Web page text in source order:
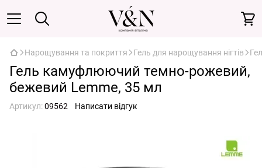
Нарощування та покриття Гель для нарощування нігтів
Гель камуфлюючий темно-рожевий,
бежевий Lemme, 35 мл
Артикул:09562 Написати відгук